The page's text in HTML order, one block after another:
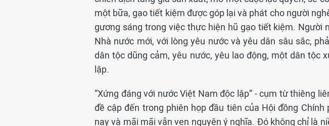
một bữa, gạo tiết kiệm được góp lại và phát cho người
gương sáng trong việc thực hiện hũ gạo tiết kiệm. Người
Nhà nước mới, với lòng yêu nước và yêu dân sâu sắc,
dân tộc dũng cảm, yêu nước, yêu lao động, một dân tộc
lập.
“Xứng đáng với nước Việt Nam độc lập” - cụm từ thiêng
đề cập đến trong phiên họp đầu tiên của Hội đồng
nay và mãi mãi vẫn vẹn nguyên ý nghĩa. Đó không chỉ là